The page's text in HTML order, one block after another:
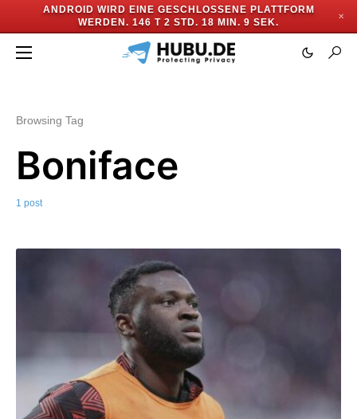
ANDROID WIRD EINE GESCHLOSSENE PLATTFORM
WERDEN. 146 T 2 STD. 18 MIN. 9 SEK.
✕
Browsing Tag
Boniface
1 post